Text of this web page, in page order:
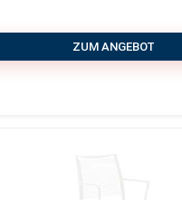
ZUM ANGEBOT